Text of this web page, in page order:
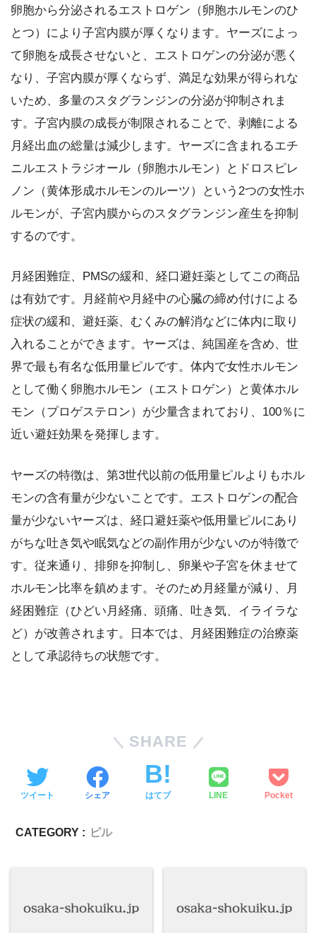
卵胞から分泌されるエストロゲン（卵胞ホルモンのひ
とつ）により子宮内膜が厚くなります。ヤーズによっ
て卵胞を成長させないと、エストロゲンの分泌が悪く
なり、子宮内膜が厚くならず、満足な効果が得られな
いため、多量のスタグランジンの分泌が抑制されま
す。子宮内膜の成長が制限されることで、剥離による
月経出血の総量は減少します。ヤーズに含まれるエチ
ニルエストラジオール（卵胞ホルモン）とドロスピレ
ノン（黄体形成ホルモンのルーツ）という2つの女性ホ
ルモンが、子宮内膜からのスタグランジン産生を抑制
するのです。
月経困難症、PMSの緩和、経口避妊薬としてこの商品
は有効です。月経前や月経中の心臓の締め付けによる
症状の緩和、避妊薬、むくみの解消などに体内に取り
入れることができます。ヤーズは、純国産を含め、世
界で最も有名な低用量ピルです。体内で女性ホルモン
として働く卵胞ホルモン（エストロゲン）と黄体ホル
モン（プロゲステロン）が少量含まれており、100％に
近い避妊効果を発揮します。
ヤーズの特徴は、第3世代以前の低用量ピルよりもホル
モンの含有量が少ないことです。エストロゲンの配合
量が少ないヤーズは、経口避妊薬や低用量ピルにあり
がちな吐き気や眠気などの副作用が少ないのが特徴で
す。従来通り、排卵を抑制し、卵巣や子宮を休ませて
ホルモン比率を鎮めます。そのため月経量が減り、月
経困難症（ひどい月経痛、頭痛、吐き気、イライラな
ど）が改善されます。日本では、月経困難症の治療薬
として承認待ちの状態です。
SHARE
ツイート シェア はてブ LINE Pocket
CATEGORY : ピル